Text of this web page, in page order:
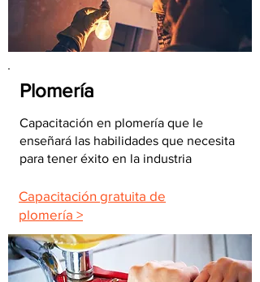
Plomería
Capacitación en plomería que le
enseñará las habilidades que necesita
para tener éxito en la industria
Capacitación gratuita de
plomería >